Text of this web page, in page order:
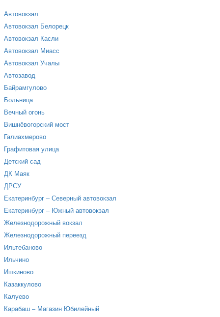
Автовокзал
Автовокзал Белорецк
Автовокзал Касли
Автовокзал Миасс
Автовокзал Учалы
Автозавод
Байрамгулово
Больница
Вечный огонь
Вишнёвогорский мост
Галиахмерово
Графитовая улица
Детский сад
ДК Маяк
ДРСУ
Екатеринбург – Северный автовокзал
Екатеринбург – Южный автовокзал
Железнодорожный вокзал
Железнодорожный переезд
Ильтебаново
Ильчино
Ишкиново
Казаккулово
Калуево
Карабаш – Магазин Юбилейный